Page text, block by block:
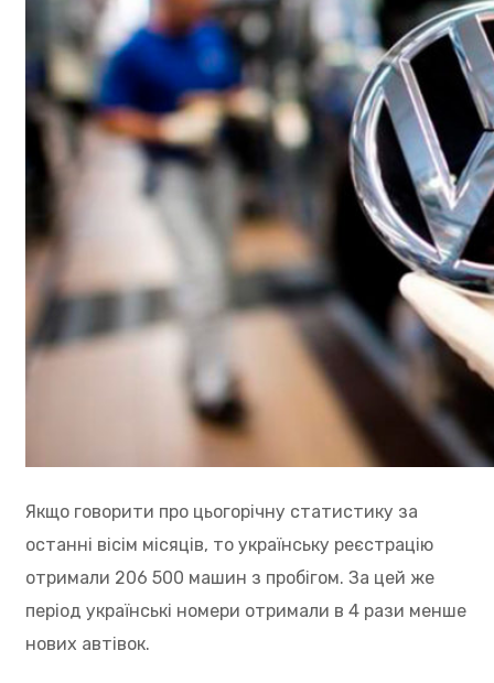
Якщо говорити про цьогорічну статистику за
останні вісім місяців, то українську реєстрацію
отримали 206 500 машин з пробігом. За цей же
період українські номери отримали в 4 рази менше
нових автівок.